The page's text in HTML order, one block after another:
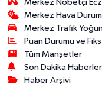
Merkez Nöbetçi
Merkez Hava
Merkez Trafik
Puan Durumu ve
Tüm Manşetler
Son Dakika
Haber Arşivi